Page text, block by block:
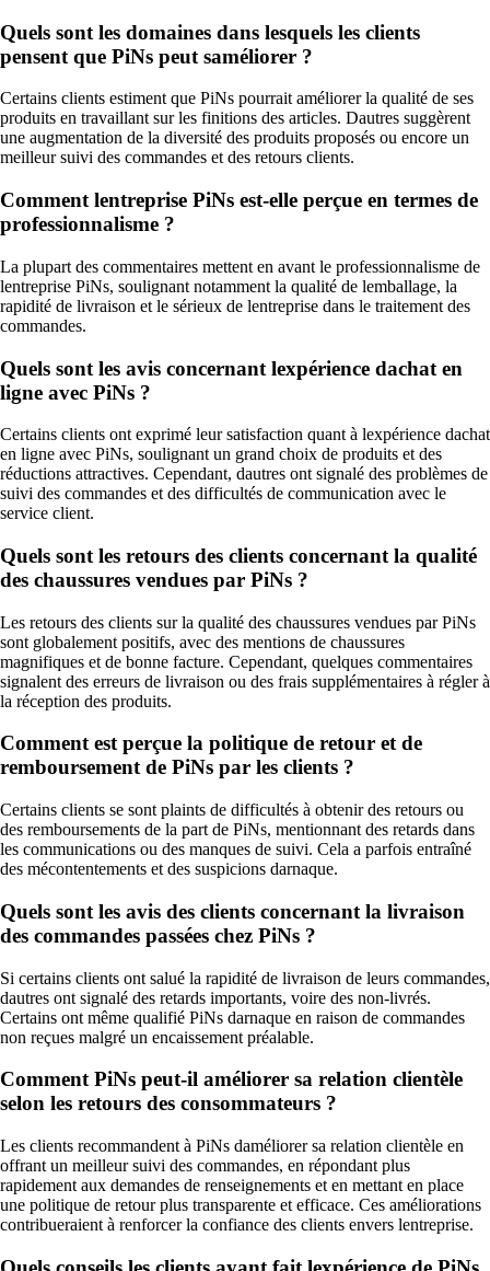
Quels sont les domaines dans lesquels les clients
pensent que PiNs peut saméliorer ?
Certains clients estiment que PiNs pourrait améliorer la qualité de ses
produits en travaillant sur les finitions des articles. Dautres suggèrent
une augmentation de la diversité des produits proposés ou encore un
meilleur suivi des commandes et des retours clients.
Comment lentreprise PiNs est-elle perçue en termes de
professionnalisme ?
La plupart des commentaires mettent en avant le professionnalisme de
lentreprise PiNs, soulignant notamment la qualité de lemballage, la
rapidité de livraison et le sérieux de lentreprise dans le traitement des
commandes.
Quels sont les avis concernant lexpérience dachat en
ligne avec PiNs ?
Certains clients ont exprimé leur satisfaction quant à lexpérience dachat
en ligne avec PiNs, soulignant un grand choix de produits et des
réductions attractives. Cependant, dautres ont signalé des problèmes de
suivi des commandes et des difficultés de communication avec le
service client.
Quels sont les retours des clients concernant la qualité
des chaussures vendues par PiNs ?
Les retours des clients sur la qualité des chaussures vendues par PiNs
sont globalement positifs, avec des mentions de chaussures
magnifiques et de bonne facture. Cependant, quelques commentaires
signalent des erreurs de livraison ou des frais supplémentaires à régler à
la réception des produits.
Comment est perçue la politique de retour et de
remboursement de PiNs par les clients ?
Certains clients se sont plaints de difficultés à obtenir des retours ou
des remboursements de la part de PiNs, mentionnant des retards dans
les communications ou des manques de suivi. Cela a parfois entraîné
des mécontentements et des suspicions darnaque.
Quels sont les avis des clients concernant la livraison
des commandes passées chez PiNs ?
Si certains clients ont salué la rapidité de livraison de leurs commandes,
dautres ont signalé des retards importants, voire des non-livrés.
Certains ont même qualifié PiNs darnaque en raison de commandes
non reçues malgré un encaissement préalable.
Comment PiNs peut-il améliorer sa relation clientèle
selon les retours des consommateurs ?
Les clients recommandent à PiNs daméliorer sa relation clientèle en
offrant un meilleur suivi des commandes, en répondant plus
rapidement aux demandes de renseignements et en mettant en place
une politique de retour plus transparente et efficace. Ces améliorations
contribueraient à renforcer la confiance des clients envers lentreprise.